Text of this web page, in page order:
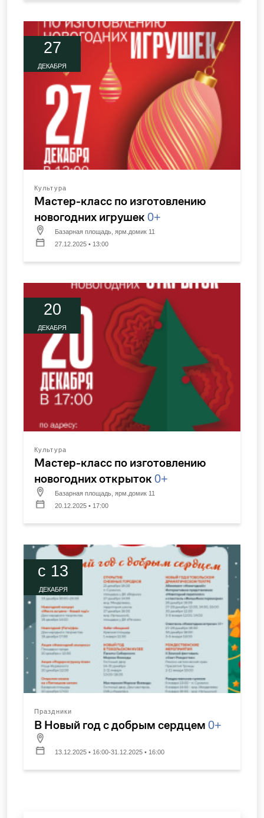
27
ДЕКАБРЯ
Культура
Мастер-класс по изготовлению
новогодних игрушек 0+
Базарная площадь, ярм.домик 11
27.12.2025 • 13:00
20
ДЕКАБРЯ
Культура
Мастер-класс по изготовлению
новогодних открыток 0+
Базарная площадь, ярм.домик 11
20.12.2025 • 17:00
c 13
ДЕКАБРЯ
Праздники
В Новый год с добрым сердцем 0+
13.12.2025 • 16:00-31.12.2025 • 16:00